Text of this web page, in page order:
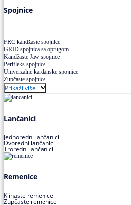
Spojnice
FRC kandžaste spojnice
GRID spojnica sa oprugom
Kandžaste Jaw spojnice
Perifleks spojnice
Univerzalne kardanske spojnice
Zupčaste spojnice
Prikaži više
Lančanici
Jednoredni lančanici
Dvoredni lančanici
Troredni lančanici
Remenice
Klinaste remenice
Zupčaste remenice